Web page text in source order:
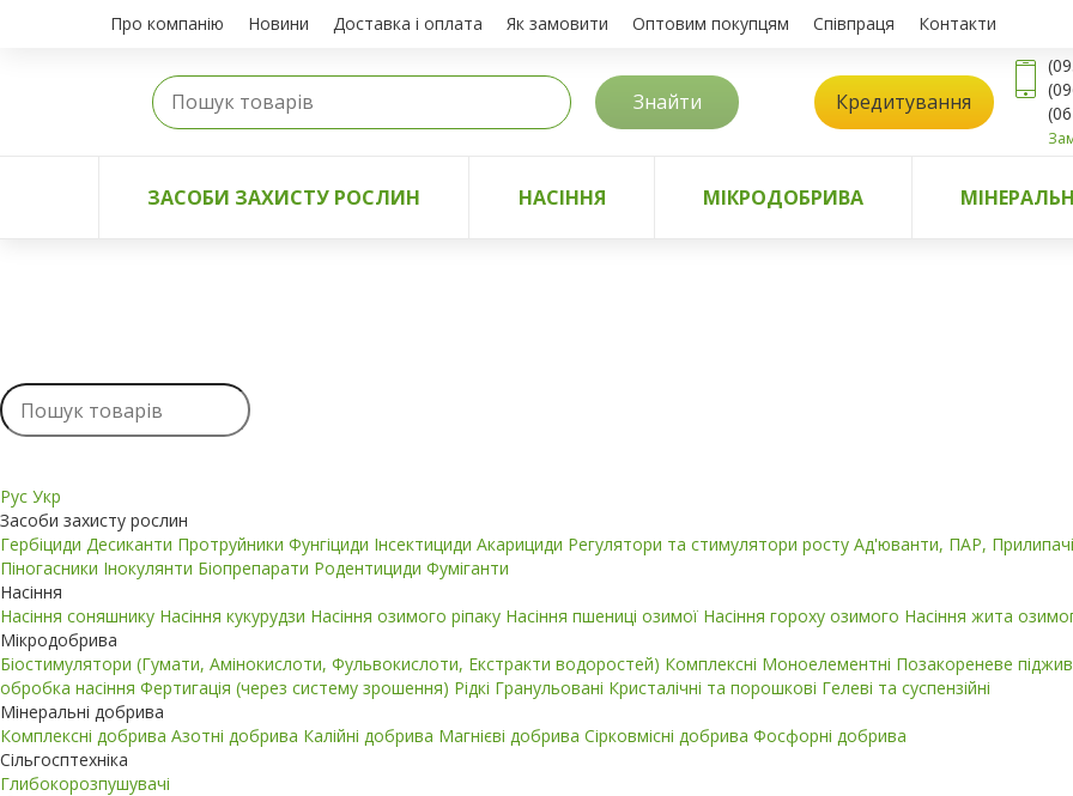
Про компанію Новини Доставка і оплата Як замовити Оптовим покупцям Співпраця Контакти
Знайти Кредитування
ЗАСОБИ ЗАХИСТУ РОСЛИН НАСІННЯ МІКРОДОБРИВА
Рус Укр
Засоби захисту рослин
Гербіциди Десиканти Протруйники Фунгіциди Інсектициди Акарициди Регулятори та стимулятори росту Ад'юванти, ПАР,
Піногасники Інокулянти Біопрепарати Родентициди Фуміганти
Насіння
Насіння соняшнику Насіння кукурудзи Насіння озимого ріпаку Насіння пшениці озимої Насіння гороху озимого Насіння жита
Мікродобрива
Біостимулятори (Гумати, Амінокислоти, Фульвокислоти, Екстракти водоростей) Комплексні Моноелементні Позакореневе
обробка насіння Фертигація (через систему зрошення) Рідкі Гранульовані Кристалічні та порошкові Гелеві та суспензійні
Мінеральні добрива
Комплексні добрива Азотні добрива Калійні добрива Магнієві добрива Сірковмісні добрива Фосфорні добрива
Сільгосптехніка
Глибокорозпушувачі